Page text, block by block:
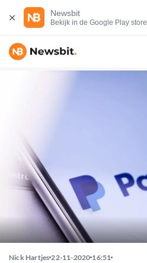
Newsbit
Bekijk in de Google Play store
Nick Hartjes 22-11-2020 16:51